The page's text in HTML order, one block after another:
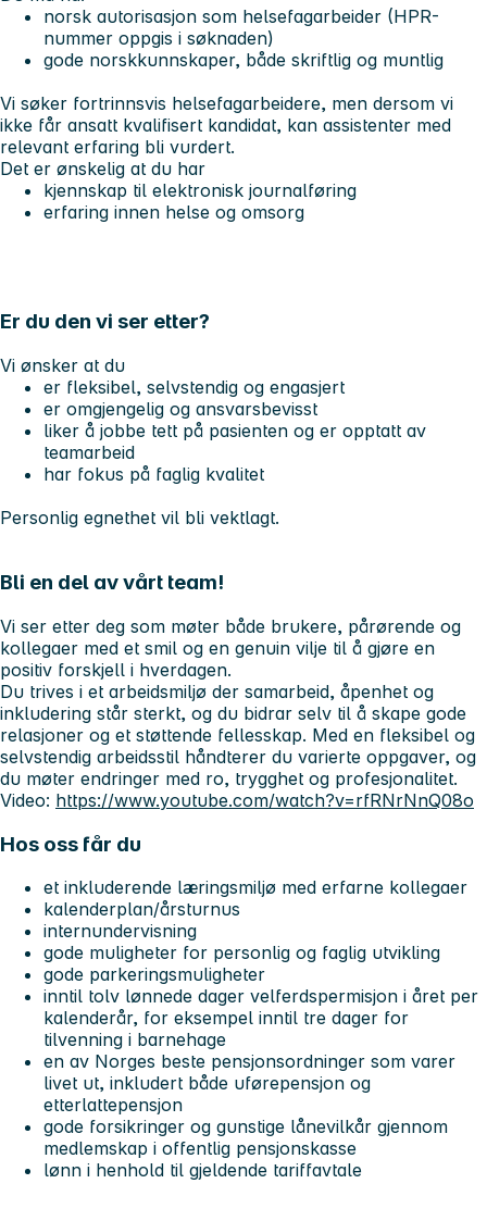
norsk autorisasjon som helsefagarbeider (HPR-
nummer oppgis i søknaden)
gode norskkunnskaper, både skriftlig og muntlig
Vi søker fortrinnsvis helsefagarbeidere, men dersom vi
ikke får ansatt kvalifisert kandidat, kan assistenter med
relevant erfaring bli vurdert.
Det er ønskelig at du har
kjennskap til elektronisk journalføring
erfaring innen helse og omsorg
Er du den vi ser etter?
Vi ønsker at du
er fleksibel, selvstendig og engasjert
er omgjengelig og ansvarsbevisst
liker å jobbe tett på pasienten og er opptatt av
teamarbeid
har fokus på faglig kvalitet
Personlig egnethet vil bli vektlagt.
Bli en del av vårt team!
Vi ser etter deg som møter både brukere, pårørende og
kollegaer med et smil og en genuin vilje til å gjøre en
positiv forskjell i hverdagen.
Du trives i et arbeidsmiljø der samarbeid, åpenhet og
inkludering står sterkt, og du bidrar selv til å skape gode
relasjoner og et støttende fellesskap. Med en fleksibel og
selvstendig arbeidsstil håndterer du varierte oppgaver, og
du møter endringer med ro, trygghet og profesjonalitet.
Video: https://www.youtube.com/watch?v=rfRNrNnQ08o
Hos oss får du
et inkluderende læringsmiljø med erfarne kollegaer
kalenderplan/årsturnus
internundervisning
gode muligheter for personlig og faglig utvikling
gode parkeringsmuligheter
inntil tolv lønnede dager velferdspermisjon i året per
kalenderår, for eksempel inntil tre dager for
tilvenning i barnehage
en av Norges beste pensjonsordninger som varer
livet ut, inkludert både uførepensjon og
etterlattepensjon
gode forsikringer og gunstige lånevilkår gjennom
medlemskap i offentlig pensjonskasse
lønn i henhold til gjeldende tariffavtale